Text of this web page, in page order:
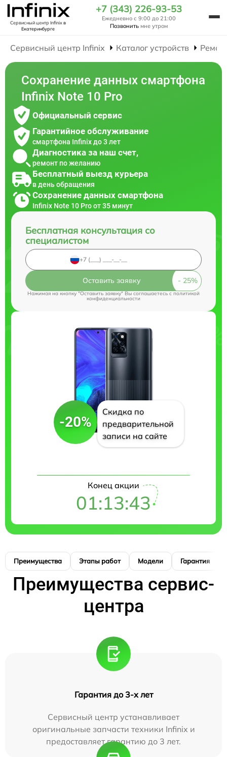
Сервисный центр Infinixв
Екатеринбурге
+7 (343) 226-93-53
Ежедневно с 9:00 до 21:00
Позвонить мне утром
Сервисный центр Infinix Каталог устройств
Сохранение данных смартфона
Infinix Note 10 Pro
Официальный сервис
Гарантийное обслуживание
смартфона Infinix до 3 лет
Диагностика за наш счет,
ремонт по желанию
Бесплатный выезд курьера
в день обращения
Сохранение данных смартфона
Infinix Note 10 Pro от 35 минут
Бесплатная консультация со
специалистом
Оставить заявку
Нажимая на кнопку "Оставить заявку" Вы соглашаетесь cполитикой
конфиденциальности
-20%
Скидка по
предварительной
записи на сайте
Конец акции
01:13:42
Преимущества Этапы работ Модели Гарантия
Преимущества сервис-
центра
Гарантия до 3-х лет
Сервисный центр устанавливает
оригинальные запчасти техники Infinix и
предоставляет гарантию до 3 лет.